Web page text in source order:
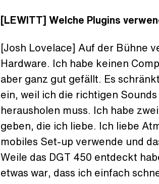
[LEWITT] Welche Plugins
[Josh Lovelace] Auf der Bühne
Hardware. Ich habe keinen
aber ganz gut gefällt. Es
ein, weil ich die richtigen
herausholen muss. Ich habe
geben, die ich liebe. Ich liebe
mobiles Set-up verwende und
Weile das DGT 450 entdeckt
etwas war, dass ich einfach